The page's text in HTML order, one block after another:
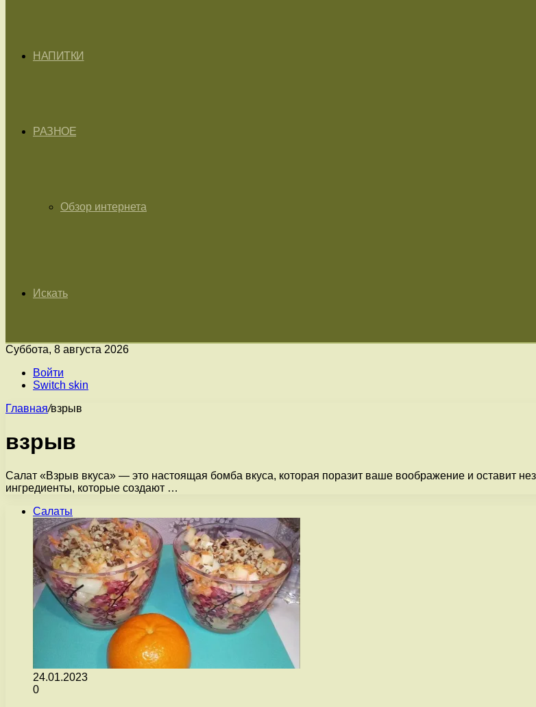
НАПИТКИ
РАЗНОЕ
Обзор интернета
Искать
Суббота, 8 августа 2026
Войти
Switch skin
Главная/взрыв
взрыв
Салат «Взрыв вкуса» — это настоящая бомба вкуса, которая поразит ваше воображение и оставит
ингредиенты, которые создают …
Салаты
24.01.2023
0